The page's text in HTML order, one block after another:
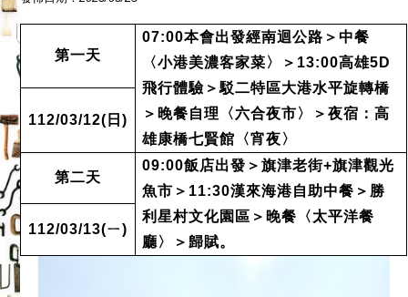
第一天
07:00本會出發經南迴公路＞中餐
〈小港美濃客家菜〉
＞13:00高雄5D
飛行體驗＞駁二特區大港水平旋轉橋
＞晚餐自理〈六合夜市〉
＞夜宿：高
雄康橋七賢館 〈宵夜〉
112/03/12( 日)
第二天
09:00飯店出發＞旗津老街+旗津觀光
魚市＞11:30漢來海港自助中餐＞勝
利星村文化園區＞晚餐 〈太平洋餐
廳〉 ＞歸賦。
112/03/13(ㄧ)